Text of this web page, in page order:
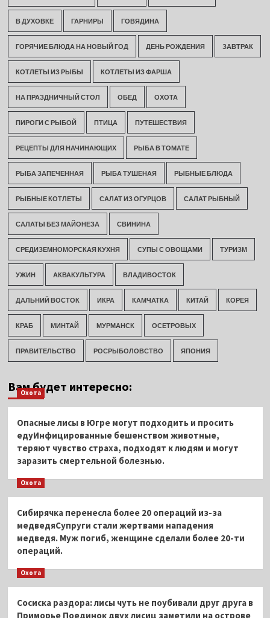
В ДУХОВКЕ ГАРНИРЫ ГОВЯДИНА
ГОРЯЧИЕ БЛЮДА НА НОВЫЙ ГОД ДЕНЬ РОЖДЕНИЯ ЗАВТРАК
КОТЛЕТЫ ИЗ РЫБЫ КОТЛЕТЫ ИЗ ФАРША
НА ПРАЗДНИЧНЫЙ СТОЛ ОБЕД ОХОТА
ПИРОГИ С РЫБОЙ ПТИЦА ПУТЕШЕСТВИЯ
РЕЦЕПТЫ ДЛЯ НАЧИНАЮЩИХ РЫБА В ТОМАТЕ
РЫБА ЗАПЕЧЕННАЯ РЫБА ТУШЕНАЯ РЫБНЫЕ БЛЮДА
РЫБНЫЕ КОТЛЕТЫ САЛАТ ИЗ ОГУРЦОВ САЛАТ РЫБНЫЙ
САЛАТЫ БЕЗ МАЙОНЕЗА СВИНИНА
СРЕДИЗЕМНОМОРСКАЯ КУХНЯ СУПЫ С ОВОЩАМИ ТУРИЗМ
УЖИН АКВАКУЛЬТУРА ВЛАДИВОСТОК
ДАЛЬНИЙ ВОСТОК ИКРА КАМЧАТКА КИТАЙ КОРЕЯ
КРАБ МИНТАЙ МУРМАНСК ОСЕТРОВЫХ
ПРАВИТЕЛЬСТВО РОСРЫБОЛОВСТВО ЯПОНИЯ
Вам будет интересно:
Охота
Опасные лисы в Югре могут подходить и просить
едуИнфицированные бешенством животные,
теряют чувство страха, подходят к людям и могут
заразить смертельной болезнью.
Охота
Сибирячка перенесла более 20 операций из-за
медведяСупруги стали жертвами нападения
медведя. Муж погиб, женщине сделали более 20-ти
операций.
Охота
Сосиска раздора: лисы чуть не поубивали друг друга в
Приморье Поединок двух лисиц заметили на острове